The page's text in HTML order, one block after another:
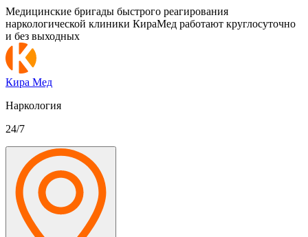
Медицинские бригады быстрого реагирования
наркологической клиники КираМед работают круглосуточно
и без выходных
Кира Мед
Наркология
24/7